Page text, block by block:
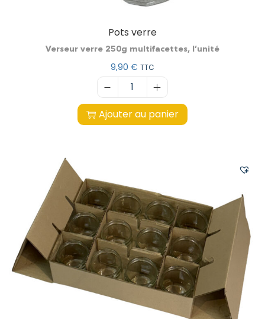
Pots verre
Verseur verre 250g multifacettes, l’unité
9,90 € TTC
Ajouter au panier